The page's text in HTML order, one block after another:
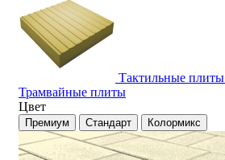
Тактильные плиты
Трамвайные плиты
Цвет
Премиум Стандарт Колормикс